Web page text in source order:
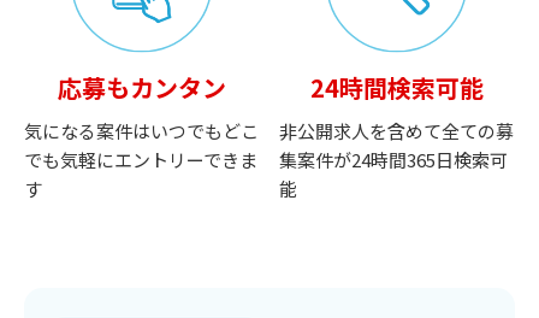
応募もカンタン
気になる案件はいつでもどこ
でも気軽にエントリーできま
す
24時間検索可能
非公開求人を含めて全ての募
集案件が24時間365日検索可
能